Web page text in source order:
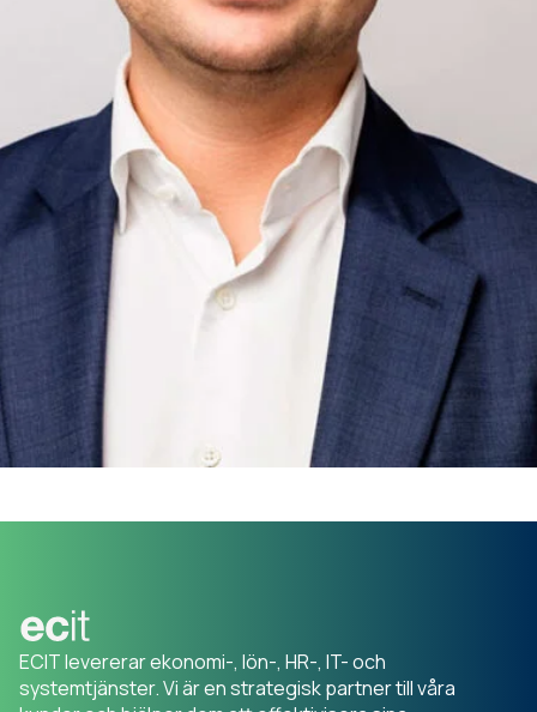
ECIT levererar ekonomi-, lön-, HR-, IT- och
systemtjänster. Vi är en strategisk partner till våra